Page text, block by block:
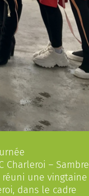
Charleroi – Sambre
réuni une vingtaine
dans le cadre